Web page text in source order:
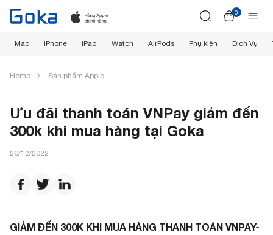
0
Mac iPhone iPad Watch AirPods Phụ kiện Dịch Vụ
Home Sản phẩm Apple
Ưu đãi thanh toán VNPay giảm đến
300k khi mua hàng tại Goka
26/12/2022
GIẢM ĐẾN 300K KHI MUA HÀNG THANH TOÁN VNPAY-